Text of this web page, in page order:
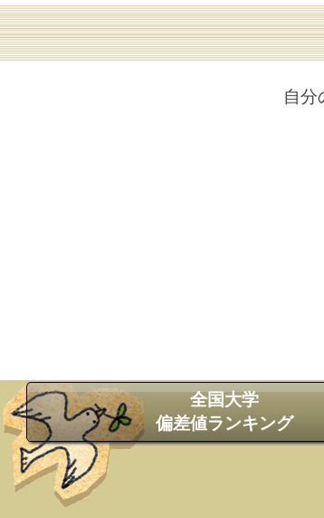
自分
全国大学
偏差値ランキング